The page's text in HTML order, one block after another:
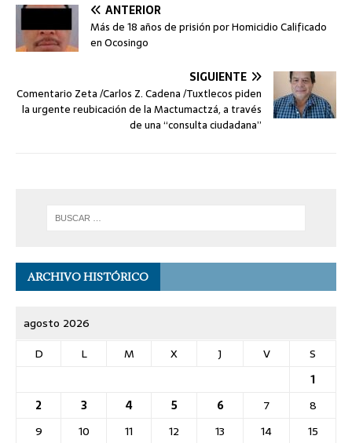
ANTERIOR
Más de 18 años de prisión por Homicidio Calificado
en Ocosingo
SIGUIENTE
Comentario Zeta /Carlos Z. Cadena /Tuxtlecos piden
la urgente reubicación de la Mactumactzá, a través
de una “consulta ciudadana”
ARCHIVO HISTÓRICO
agosto 2026
D
L M X J V
S
1
2
3 4 5 6 7
8
9
10 11 12 13 14
15